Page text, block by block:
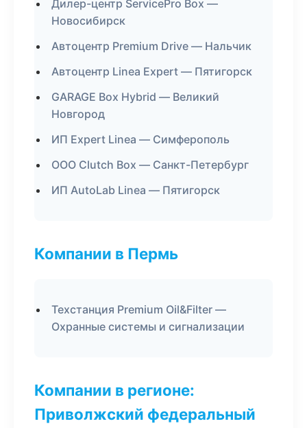
Дилер-центр ServicePro Box —
Новосибирск
Автоцентр Premium Drive — Нальчик
Автоцентр Linea Expert — Пятигорск
GARAGE Box Hybrid — Великий
Новгород
ИП Expert Linea — Симферополь
ООО Clutch Box — Санкт-Петербург
ИП AutoLab Linea — Пятигорск
Компании в Пермь
Техстанция Premium Oil&Filter —
Охранные системы и сигнализации
Компании в регионе:
Приволжский федеральный